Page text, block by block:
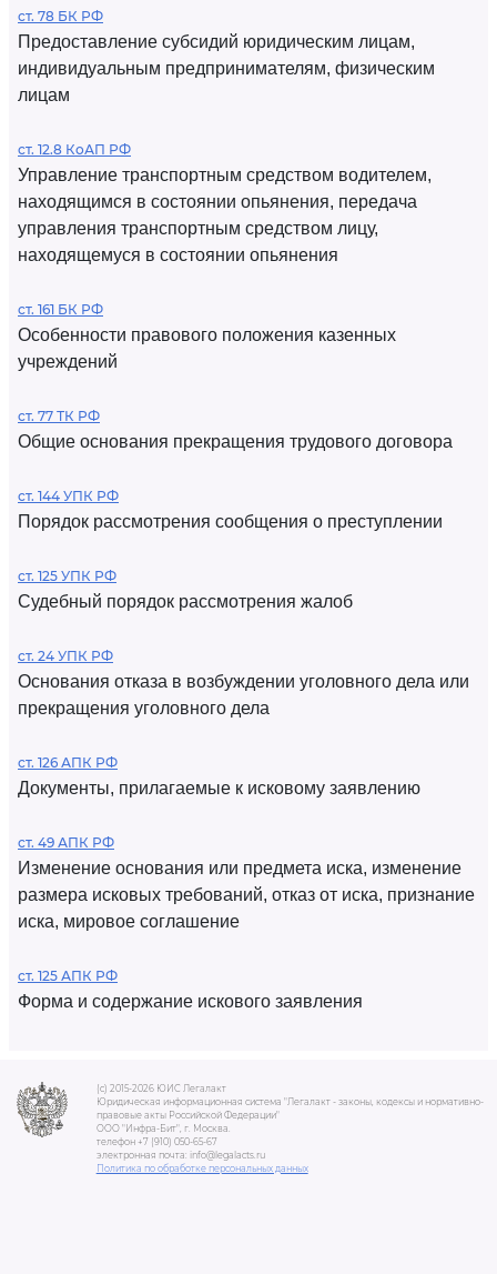
ст. 78 БК РФ
Предоставление субсидий юридическим лицам,
индивидуальным предпринимателям, физическим
лицам
ст. 12.8 КоАП РФ
Управление транспортным средством водителем,
находящимся в состоянии опьянения, передача
управления транспортным средством лицу,
находящемуся в состоянии опьянения
ст. 161 БК РФ
Особенности правового положения казенных
учреждений
ст. 77 ТК РФ
Общие основания прекращения трудового договора
ст. 144 УПК РФ
Порядок рассмотрения сообщения о преступлении
ст. 125 УПК РФ
Судебный порядок рассмотрения жалоб
ст. 24 УПК РФ
Основания отказа в возбуждении уголовного дела или
прекращения уголовного дела
ст. 126 АПК РФ
Документы, прилагаемые к исковому заявлению
ст. 49 АПК РФ
Изменение основания или предмета иска, изменение
размера исковых требований, отказ от иска, признание
иска, мировое соглашение
ст. 125 АПК РФ
Форма и содержание искового заявления
(c) 2015-2026 ЮИС Легалакт
Юридическая информационная система "Легалакт - законы, кодексы и нормативно-
правовые акты Российской Федерации"
ООО "Инфра-Бит", г. Москва.
телефон +7 (910) 050-65-67
электронная почта: info@legalacts.ru
Политика по обработке персональных данных